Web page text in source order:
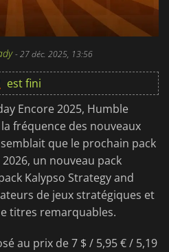
-27 déc. 2025, 13:56
est fini
Encore 2025, Humble
fréquence des nouveaux
que le prochain pack
un nouveau pack
Kalypso Strategy and
de jeux stratégiques et
titres remarquables.
au prix de 7 $ / 5,95 € / 5,19